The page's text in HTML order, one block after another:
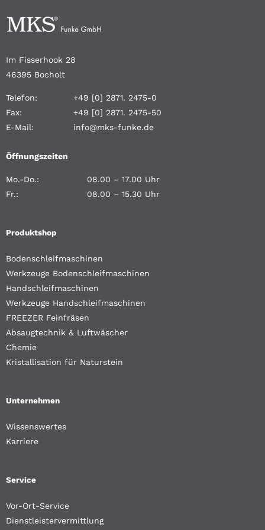
Im Fisserhook 28
46395 Bocholt
Telefon:
+49 [0] 2871. 2475-0
Fax:
+49 [0] 2871. 2475-50
E-Mail:
info@mks-funke.de
Öffnungszeiten
Mo.-Do.:
08.00 – 17.00 Uhr
Fr.:
08.00 – 15.30 Uhr
Produktshop
Bodenschleifmaschinen
Werkzeuge Bodenschleifmaschinen
Handschleifmaschinen
Werkzeuge Handschleifmaschinen
FREEZER Feinfräsen
Absaugtechnik & Luftwäscher
Chemie
Kristallisation für Naturstein
Unternehmen
Wissenswertes
Karriere
Service
Vor-Ort-Service
Dienstleistervermittlung